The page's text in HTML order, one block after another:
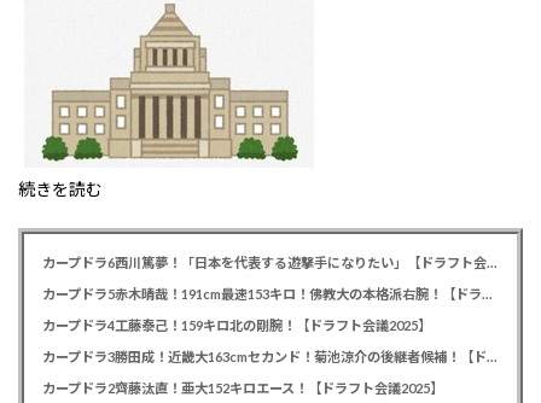
続きを読む
カープドラ6西川篤夢！「日本を代表する遊撃手になりたい」【ドラフト会議2025】
カープドラ5赤木晴哉！191cm最速153キロ！佛教大の本格派右腕！【ドラフト会議2025】
カープドラ4工藤泰己！159キロ北の剛腕！【ドラフト会議2025】
カープドラ3勝田成！近畿大163cmセカンド！菊池涼介の後継者候補！【ドラフト会議2025】
カープドラ2齊藤汰直！亜大152キロエース！【ドラフト会議2025】